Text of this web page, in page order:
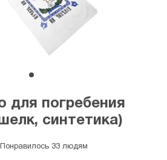
для погребения
синтетика)
Понравилось 33 людям